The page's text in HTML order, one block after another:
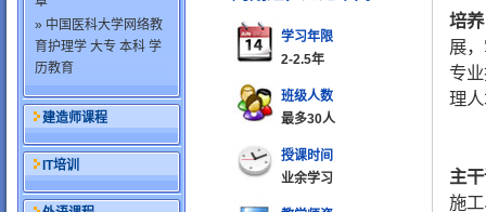
» 中国医科大学网络教
育护理学 大专 本科 学
历教育
建造师课程
IT培训
学习年限
2-2.5年
班级人数
最多30人
授课时间
业余学习
培
展
专
理
主
施